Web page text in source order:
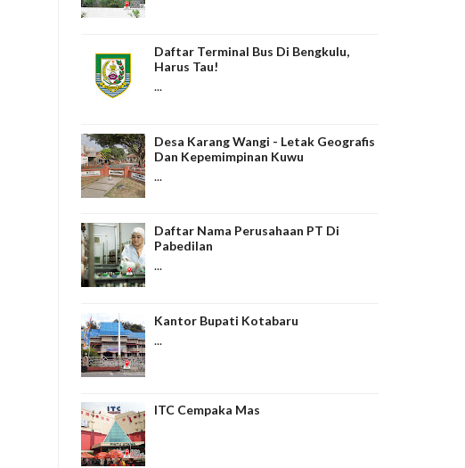
Daftar Terminal Bus Di Bengkulu,
Harus Tau!
...
Desa Karang Wangi - Letak Geografis
Dan Kepemimpinan Kuwu
...
Daftar Nama Perusahaan PT Di
Pabedilan
...
Kantor Bupati Kotabaru
...
ITC Cempaka Mas